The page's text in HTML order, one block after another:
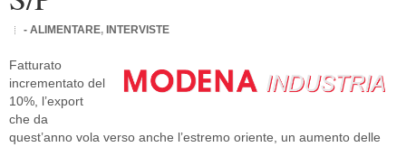
- ALIMENTARE, INTERVISTE
Fatturato
incrementato del
10%, l’export
che da
quest’anno vola verso anche l’estremo oriente, un aumento delle